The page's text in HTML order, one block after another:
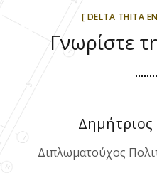
[ DELTA THITA
Γνωρίστε
Δημήτριος
Διπλωματούχος